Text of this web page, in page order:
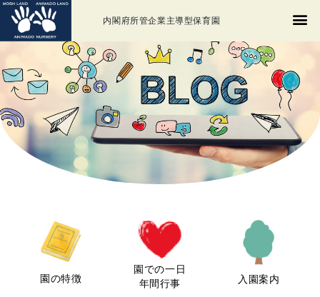
内閣府所管企業主導型保育園
園の特徴
園での一日
年間行事
入園案内